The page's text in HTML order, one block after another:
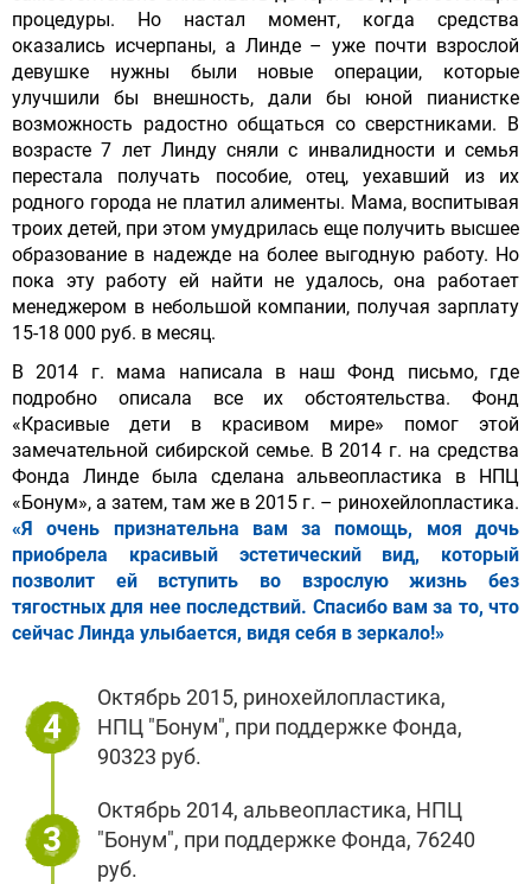
процедуры. Но настал момент, когда средства
оказались исчерпаны, а Линде – уже почти взрослой
девушке нужны были новые операции, которые
улучшили бы внешность, дали бы юной пианистке
возможность радостно общаться со сверстниками. В
возрасте 7 лет Линду сняли с инвалидности и семья
перестала получать пособие, отец, уехавший из их
родного города не платил алименты. Мама, воспитывая
троих детей, при этом умудрилась еще получить высшее
образование в надежде на более выгодную работу. Но
пока эту работу ей найти не удалось, она работает
менеджером в небольшой компании, получая зарплату
15-18 000 руб. в месяц.
В 2014 г. мама написала в наш Фонд письмо, где
подробно описала все их обстоятельства. Фонд
«Красивые дети в красивом мире» помог этой
замечательной сибирской семье. В 2014 г. на средства
Фонда Линде была сделана альвеопластика в НПЦ
«Бонум», а затем, там же в 2015 г. – ринохейлопластика.
«Я очень признательна вам за помощь, моя дочь
приобрела красивый эстетический вид, который
позволит ей вступить во взрослую жизнь без
тягостных для нее последствий. Спасибо вам за то, что
сейчас Линда улыбается, видя себя в зеркало!»
4
Октябрь 2015, ринохейлопластика,
НПЦ "Бонум", при поддержке Фонда,
90323 руб.
3
Октябрь 2014, альвеопластика, НПЦ
"Бонум", при поддержке Фонда, 76240
руб.